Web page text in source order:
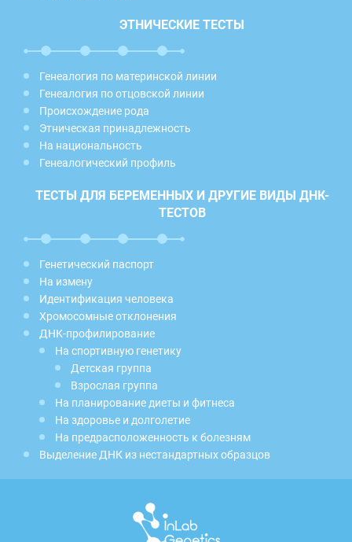
ЭТНИЧЕСКИЕ ТЕСТЫ
Генеалогия по материнской линии
Генеалогия по отцовской линии
Происхождение рода
Этническая принадлежность
На национальность
Генеалогический профиль
ТЕСТЫ ДЛЯ БЕРЕМЕННЫХ И ДРУГИЕ ВИДЫ ДНК-
ТЕСТОВ
Генетический паспорт
На измену
Идентификация человека
Хромосомные отклонения
ДНК-профилирование
На спортивную генетику
Детская группа
Взрослая группа
На планирование диеты и фитнеса
На здоровье и долголетие
На предрасположенность к болезням
Выделение ДНК из нестандартных образцов